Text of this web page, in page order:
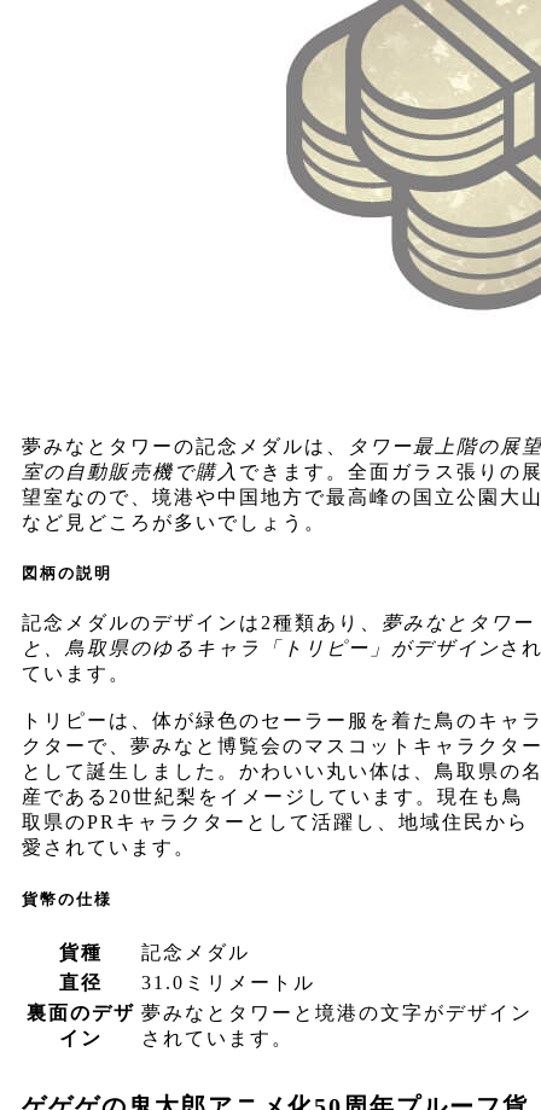
夢みなとタワーの記念メダルは、
タワー最上階の展
室の自動販売機で購入 できます。全面ガラス張りの
望室なので、境港や中国地方で最高峰の国立公園大
など見どころが多いでしょう。
図柄の説明
記念メダルのデザインは2種類あり、 夢みなとタワー
と、鳥取県のゆるキャラ「トリピー」がデザインさ
ています。
トリピーは、体が緑色のセーラー服を着た鳥のキャ
クターで、夢みなと博覧会のマスコットキャラクタ
として誕生しました。かわいい丸い体は、鳥取県の
産である20世紀梨をイメージしています。現在も鳥
取県のPRキャラクターとして活躍し、地域住民から
愛されています。
貨幣の仕様
貨種
記念メダル
直径
31.0ミリメートル
裏面のデザ
イン
夢みなとタワーと境港の文字がデザイン
されています。